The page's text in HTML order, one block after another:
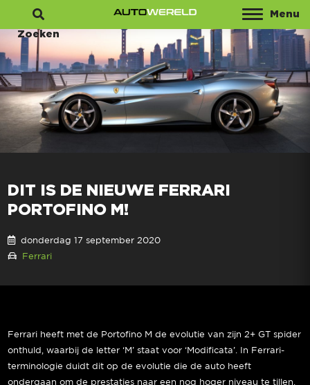
Menu
Zoeken
DIT IS DE NIEUWE FERRARI
PORTOFINO M!
donderdag 17 september 2020
Ferrari
Ferrari heeft met de Portofino M de evolutie van zijn 2+ GT spider
onthuld, waarbij de letter ‘M’ staat voor ‘Modificata’. In Ferrari-
terminologie duidt dit op de evolutie die de auto heeft
ondergaan om de prestaties naar een nog hoger niveau te tillen.